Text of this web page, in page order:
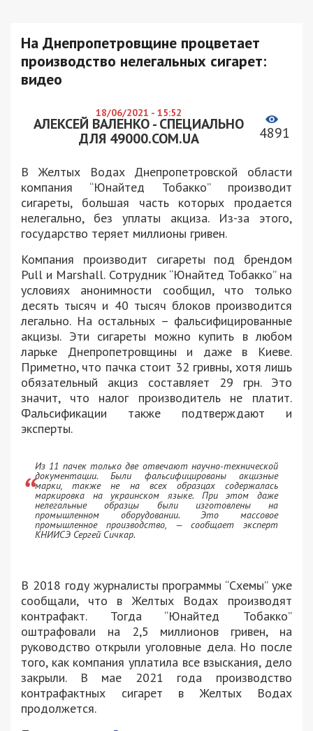
На Днепропетровщине процветает
производство нелегальных сигарет:
видео
18/06/2021 - 15:52
АЛЕКСЕЙ ВАЛЕНКО - СПЕЦИАЛЬНО
ДЛЯ 49000.COM.UA
4891
В Желтых Водах Днепропетровской области
компания “Юнайтед Тобакко” производит
сигареты, большая часть которых продается
нелегально, без уплаты акциза. Из-за этого,
государство теряет миллионы гривен.
Компания производит сигареты под брендом
Pull и Marshall. Сотрудник “Юнайтед Тобакко” на
условиях анонимности сообщил, что только
десять тысяч и 40 тысяч блоков производится
легально. На остальных – фальсифицированные
акцизы. Эти сигареты можно купить в любом
ларьке Днепропетровщины и даже в Киеве.
Приметно, что пачка стоит 32 гривны, хотя лишь
обязательный акциз составляет 29 грн. Это
значит, что налог производитель не платит.
Фальсификации также подтверждают и
эксперты.
Из 11 пачек только две отвечают научно-технической
документации. Были фальсифицированы акцизные
марки, также не на всех образцах содержалась
маркировка на украинском языке. При этом даже
нелегальные образцы были изготовлены на
промышленном оборудовании. Это массовое
промышленное производство, — сообщает эксперт
КНИИСЭ Сергей Сичкар.
В 2018 году журналисты программы “Схемы” уже
сообщали, что в Желтых Водах производят
контрафакт. Тогда “Юнайтед Тобакко”
оштрафовали на 2,5 миллионов гривен, на
руководство открыли уголовные дела. Но после
того, как компания уплатила все взыскания, дело
закрыли. В мае 2021 года производство
контрафактных сигарет в Желтых Водах
продолжется.